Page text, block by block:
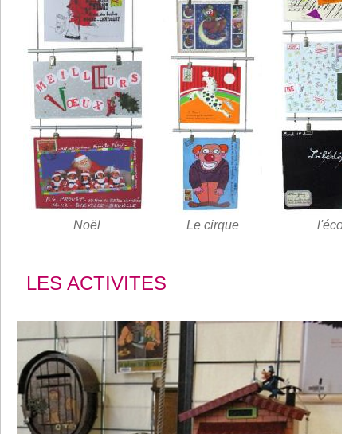
Noël Le cirque l'école
LES ACTIVITES